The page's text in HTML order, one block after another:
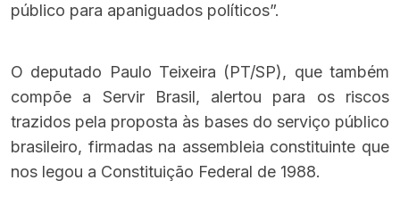
público para apaniguados políticos”.
O deputado Paulo Teixeira (PT/SP), que também
compõe a Servir Brasil, alertou para os riscos
trazidos pela proposta às bases do serviço público
brasileiro, firmadas na assembleia constituinte que
nos legou a Constituição Federal de 1988.